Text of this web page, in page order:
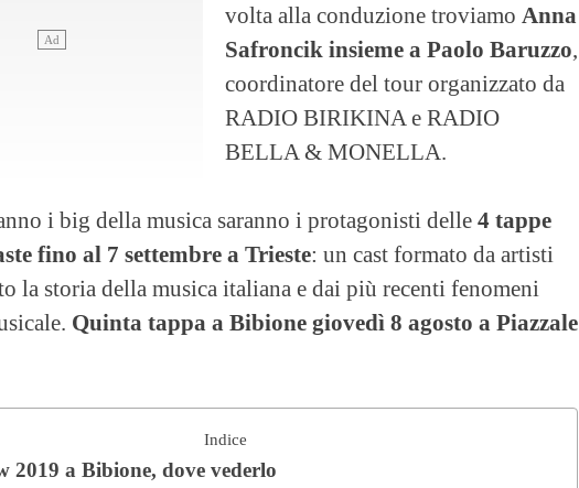
volta alla conduzione troviamo Anna
Safroncik insieme a Paolo Baruzzo
coordinatore del tour organizzato da
RADIO BIRIKINA e RADIO
BELLA & MONELLA.
i big della musica saranno i protagonisti delle 4 tappe
fino al 7 settembre a Trieste: un cast formato da artisti
la storia della musica italiana e dai più recenti fenomeni
Quinta tappa a Bibione giovedì 8 agosto a Piazzale
Indice
2019 a Bibione, dove vederlo